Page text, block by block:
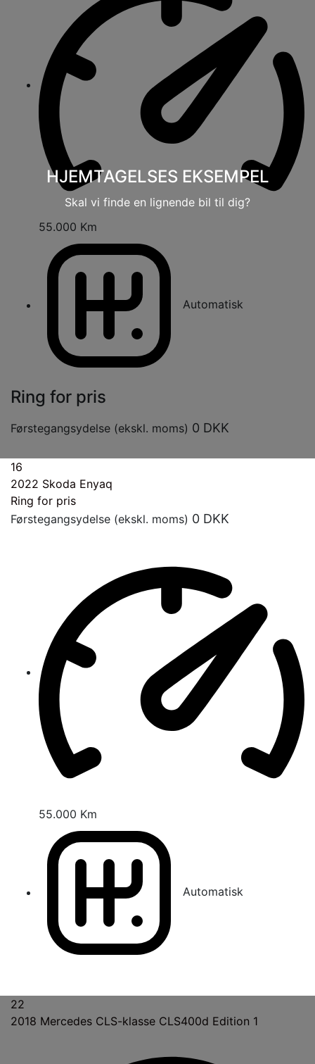
HJEMTAGELSES EKSEMPEL
Skal vi finde en lignende bil til dig?
55.000 Km
Automatisk
Ring for pris
Førstegangsydelse (ekskl. moms) 0 DKK
16
2022 Skoda Enyaq
Ring for pris
Førstegangsydelse (ekskl. moms) 0 DKK
55.000 Km
Automatisk
22
2018 Mercedes CLS-klasse CLS400d Edition 1